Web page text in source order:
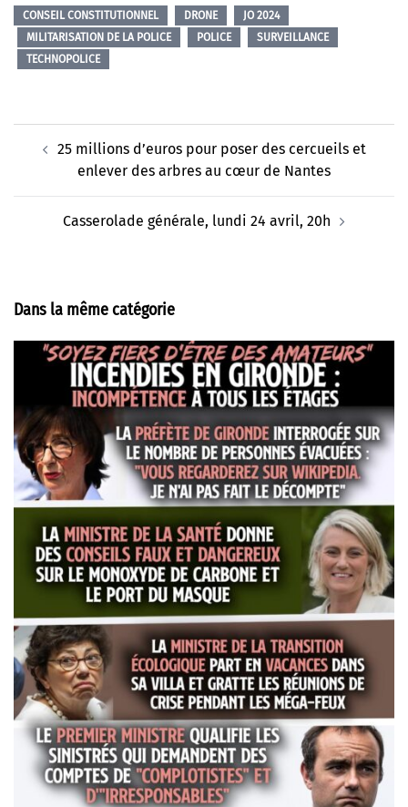
CONSEIL CONSTITUTIONNEL DRONE
JO 2024
MILITARISATION DE LA POLICE
POLICE
SURVEILLANCE
TECHNOPOLICE
d’article25 millions d’euros pour poser des cercueils et
enlever des arbres au cœur de Nantes
Casserolade générale, lundi 24 avril, 20h
Dans la même catégorie